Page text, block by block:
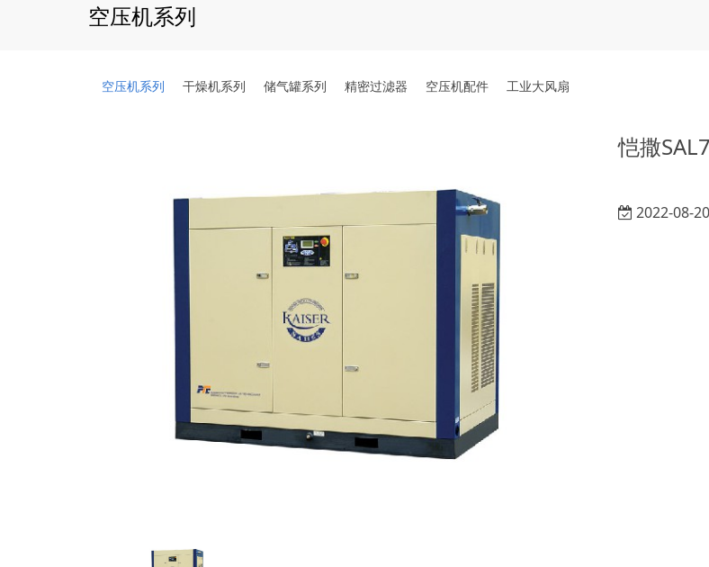
空压机系列
空压机系列 干燥机系列 储气罐系列 精密过滤器 空压机配件 工业大风扇
恺撒
2022-08-20